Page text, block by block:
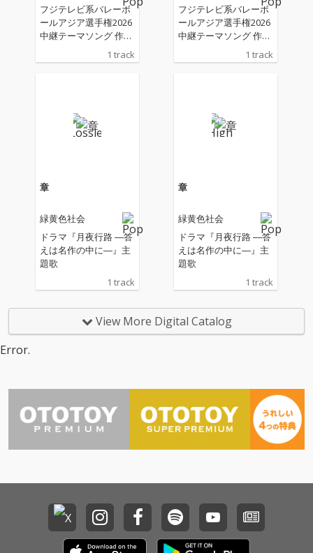
フジテレビ系バレーボ
ールアジア選手権2026
中継テーマソング 作詞
を長屋晴子・小林壱
誓、作曲を穴見真吾が
色社会として初の試み
となる楽曲。 葛藤や不
歌詞が、挑戦を続ける
人々の背中を力強く押
歌声に絡む、小林壱誓
のツインボーカルも聴
きどころで、キレのあ
るギターリフととも
なバンドサウンドを体
1 track
フジテレビ系バレーボ
ールアジア選手権2026
中継テーマソング 作詞
を長屋晴子・小林壱
誓、作曲を穴見真吾が
色社会として初の試み
となる楽曲。 葛藤や不
歌詞が、挑戦を続ける
人々の背中を力強く押
歌声に絡む、小林壱誓
のツインボーカルも聴
きどころで、キレのあ
るギターリフととも
なバンドサウンドを体
る。
1 track
章
緑黄色社会
ドラマ『月夜行路 ―答
えは名作の中に―』主
題歌
1 track
章
緑黄色社会
ドラマ『月夜行路 ―答
えは名作の中に―』主
題歌
1 track
View More Digital Catalog
Error.